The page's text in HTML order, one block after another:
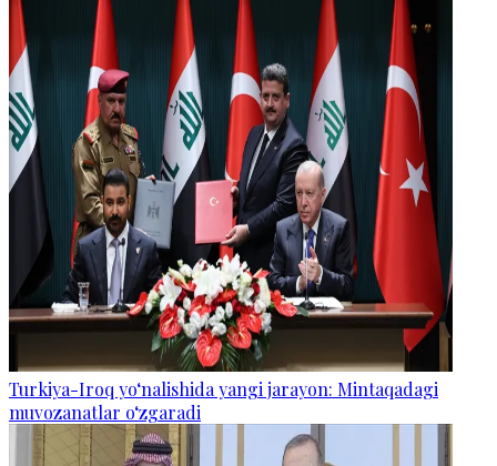
Turkiya-Iroq yo‘nalishida yangi jarayon: Mintaqadagi
muvozanatlar o‘zgaradi